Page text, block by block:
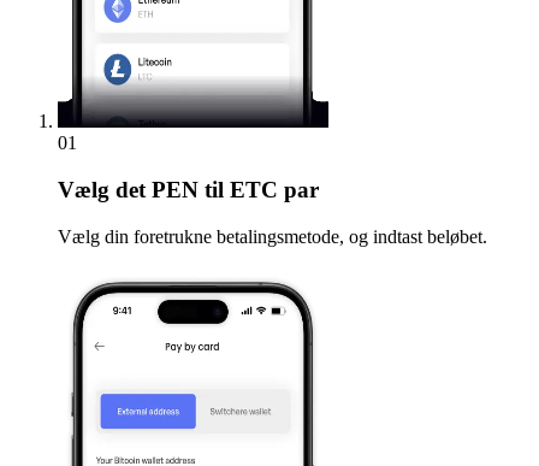
01
Vælg det PEN til ETC par
Vælg din foretrukne betalingsmetode, og indtast beløbet.